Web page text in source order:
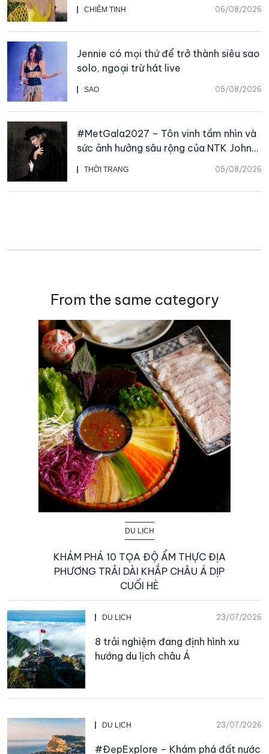
CHIÊM TINH 06/08/2026
SAO 05/08/2026
Jennie có mọi thứ để trở thành siêu sao
solo, ngoại trừ hát live
THỜI TRANG 05/08/2026
#MetGala2027 – Tôn vinh tầm nhìn và
sức ảnh hưởng sâu rộng của NTK John
Galliano
From the same category
DU LỊCH
KHÁM PHÁ 10 TỌA ĐỘ ẨM THỰC ĐỊA
PHƯƠNG TRẢI DÀI KHẮP CHÂU Á DỊP
CUỐI HÈ
DU LỊCH 23/07/2026
8 trải nghiệm đang định hình xu
hướng du lịch châu Á
DU LỊCH 23/07/2026
#ĐẹpExplore – Khám phá đất nước